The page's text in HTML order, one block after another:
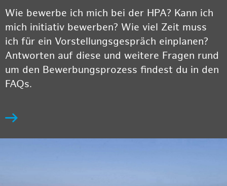
Wie bewerbe ich mich bei der HPA? Kann ich
mich initiativ bewerben? Wie viel Zeit muss
ich für ein Vorstellungsgespräch einplanen?
Antworten auf diese und weitere Fragen rund
um den Bewerbungsprozess findest du in den
FAQs.